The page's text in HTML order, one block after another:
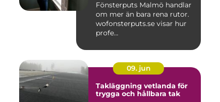
Fönsterputs Malmö handlar
om mer än bara rena rutor.
wofonsterputs.se visar hur
profe...
09. jun
Takläggning vetlanda för
trygga och hållbara tak